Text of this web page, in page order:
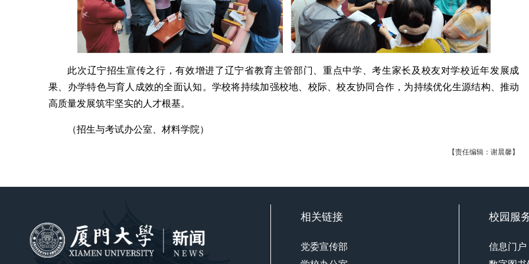
此次辽宁招生宣传之行，有效增进了辽宁省教育主管部门、重点中学、考生家长及校友对学校近年发展成
果、办学特色与育人成效的全面认知。学校将持续加强校地、校际、校友协同合作，为持续优化生源结构、推动
高质量发展筑牢坚实的人才根基。
（招生与考试办公室、材料学院）
【责任编辑：谢晨馨】
相关链接
党委宣传部
校园服
信息门户